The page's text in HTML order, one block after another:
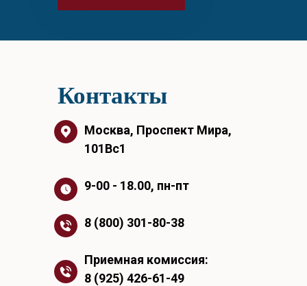
Москва, Проспект Мира,
101Вс1
9-00 - 18.00, пн-пт
8 (800) 301-80-38
Приемная комиссия:
8 (925) 426-61-49
Контакты